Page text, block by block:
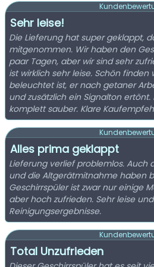
Sehr leise!
Die Lieferung hat super geklappt,
mitgenommen. Wir haben den
paar Tagen, aber wir sind sehr
ist wirklich sehr leise. Schön finden
beleuchtet ist, er nach getaner
und zusätzlich ein Signalton
komplett sauber. Klare
Alles prima geklappt
Lieferung verlief problemlos. Auch
und die Altgerätmitnahme haben
Geschirrspüler ist zwar nur einige
aber hoch zufrieden. Sehr leise
Reinigungsergebnisse.
Total Unzufrieden